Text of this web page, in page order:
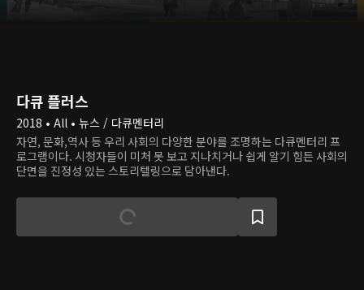
다큐 플러스
2018 • All • 뉴스 / 다큐멘터리
자연, 문화,역사 등 우리 사회의 다양한 분야를 조명하는 다큐멘터리 프
로그램이다. 시청자들이 미처 못 보고 지나치거나 쉽게 알기 힘든 사회의
단면을 진정성 있는 스토리텔링으로 담아낸다.